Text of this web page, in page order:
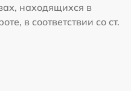
находящихся в
в соответствии со ст.